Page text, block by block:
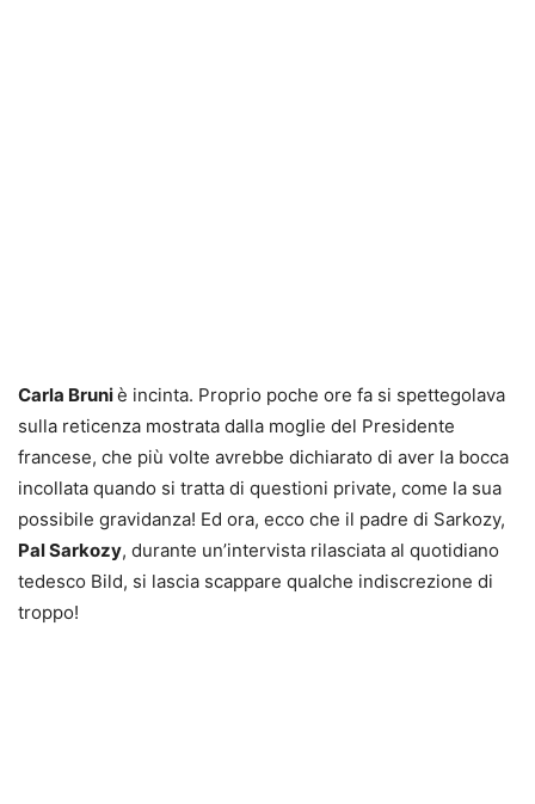
Carla Bruniè incinta. Proprio poche ore fa si spettegolava
sulla reticenza mostrata dalla moglie del Presidente
francese, che più volte avrebbe dichiarato di aver la bocca
incollata quando si tratta di questioni private, come la sua
possibile gravidanza! Ed ora, ecco che il padre di Sarkozy,
Pal Sarkozy, durante un’intervista rilasciata al quotidiano
tedesco Bild, si lascia scappare qualche indiscrezione di
troppo!